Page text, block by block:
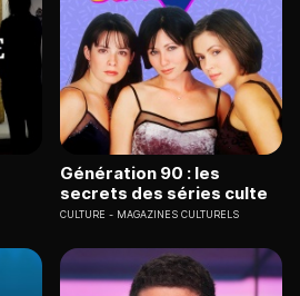
Génération 90 : les
secrets des séries culte
CULTURE MAGAZINES CULTURELS